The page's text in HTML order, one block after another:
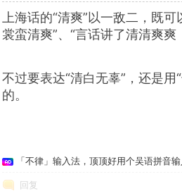
上海话的“清爽”以一敌二，既
裳蛮清爽”、“言话讲了清清爽爽
不过要表达“清白无辜”，还是
的。
「不律」输入法，顶顶好用个吴语拼音
回复